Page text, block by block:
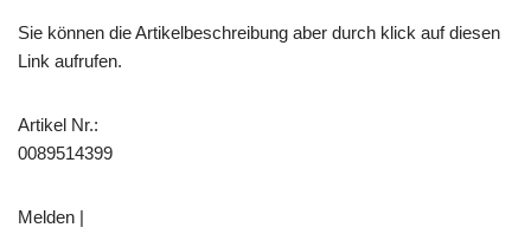
Sie können die Artikelbeschreibung aber durch klick auf diesen
Link aufrufen.
Artikel Nr.:
0089514399
Melden |